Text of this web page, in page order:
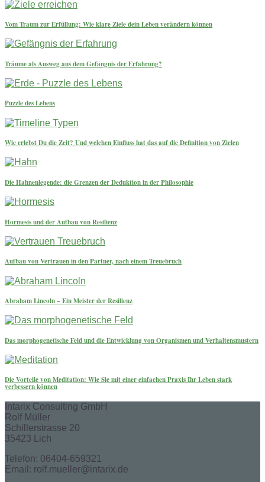
Vom Traum zur Erfüllung: Wie klare Ziele dein Leben verändern können
Träume als Ausweg aus dem Gefängnis der Erfahrung?
Puzzle des Lebens
Wie erlebst Du die Zeit? Und welchen Einfluss hat das auf die Definition von Zielen
Die Hahnenlegende: die Grenzen der Deduktion in der Philosophie
Hormesis und der Aufbau von Resilienz
Aufbau von Vertrauen in den Partner, nach einem Treuebruch
Abraham Lincoln – Ein Meister der Resilienz
Das morphogenetische Feld und die Entwicklung von Organismen und Verhaltensmustern
Die Vorteile von Meditation: Wie Sie mit einer einfachen Praxis Ihr Leben stark
verbessern können
Intarix Consulting GmbH
Rolf Müller
Schillerstrasse 20
35423 Lich
Telefon: 06404-659321
Email: rolf.mueller@intarix.de